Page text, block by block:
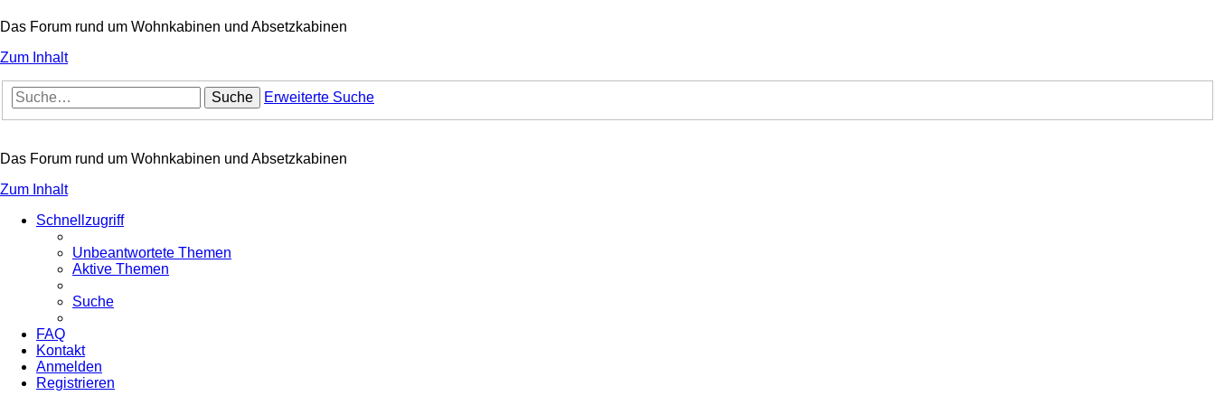
Das Forum rund um Wohnkabinen und Absetzkabinen
Zum Inhalt
Suche Erweiterte Suche
Das Forum rund um Wohnkabinen und Absetzkabinen
Zum Inhalt
Schnellzugriff
Unbeantwortete Themen
Aktive Themen
Suche
FAQ
Kontakt
Anmelden
Registrieren